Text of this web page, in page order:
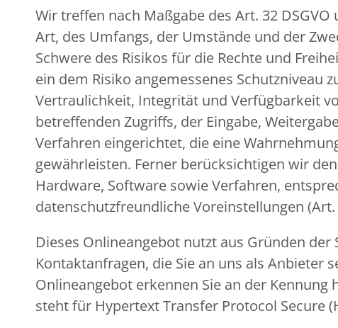
Wir treffen nach Maßgabe des Art. 32
Art, des Umfangs, der Umstände und der
Schwere des Risikos für die Rechte und
ein dem Risiko angemessenes Schutzniveau
Vertraulichkeit, Integrität und Verfügbarkeit
betreffenden Zugriffs, der Eingabe,
Verfahren eingerichtet, die eine
gewährleisten. Ferner berücksichtigen wir
Hardware, Software sowie Verfahren,
datenschutzfreundliche Voreinstellungen (Art.
Dieses Onlineangebot nutzt aus Gründen
Kontaktanfragen, die Sie an uns als Anbieter
Onlineangebot erkennen Sie an der
steht für Hypertext Transfer Protocol Secure